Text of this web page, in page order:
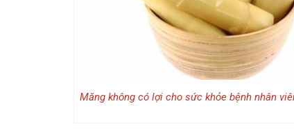
Măng không có lợi cho sức khỏe bệnh nhân